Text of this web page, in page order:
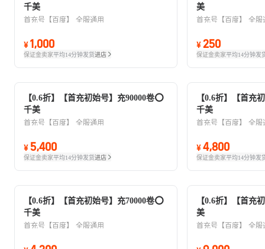
千美
首充号【百度】 全服通用
¥ 1,000
保证金卖家平均14分钟发货进店
美
首充号【百度】 全服
¥ 250
保证金卖家平均14分钟发
【0.6折】【首充初始号】充90000卷⭕
千美
首充号【百度】 全服通用
¥ 5,400
保证金卖家平均14分钟发货进店
【0.6折】【首充
千美
首充号【百度】 全服
¥ 4,800
保证金卖家平均14分钟发
【0.6折】【首充初始号】充70000卷⭕
千美
首充号【百度】 全服通用
【0.6折】【首充
美
首充号【百度】 全服